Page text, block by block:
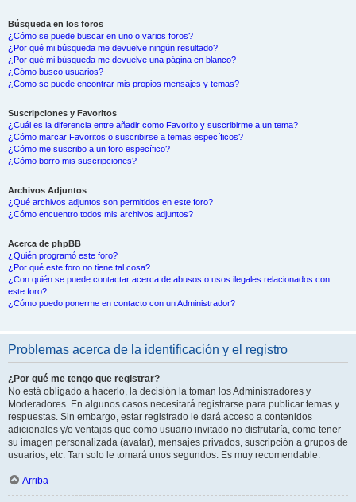
Búsqueda en los foros
¿Cómo se puede buscar en uno o varios foros?
¿Por qué mi búsqueda me devuelve ningún resultado?
¿Por qué mi búsqueda me devuelve una página en blanco?
¿Cómo busco usuarios?
¿Como se puede encontrar mis propios mensajes y temas?
Suscripciones y Favoritos
¿Cuál es la diferencia entre añadir como Favorito y suscribirme a un tema?
¿Cómo marcar Favoritos o suscribirse a temas específicos?
¿Cómo me suscribo a un foro específico?
¿Cómo borro mis suscripciones?
Archivos Adjuntos
¿Qué archivos adjuntos son permitidos en este foro?
¿Cómo encuentro todos mis archivos adjuntos?
Acerca de phpBB
¿Quién programó este foro?
¿Por qué este foro no tiene tal cosa?
¿Con quién se puede contactar acerca de abusos o usos ilegales relacionados con
este foro?
¿Cómo puedo ponerme en contacto con un Administrador?
Problemas acerca de la identificación y el registro
¿Por qué me tengo que registrar?
No está obligado a hacerlo, la decisión la toman los Administradores y
Moderadores. En algunos casos necesitará registrarse para publicar temas y
respuestas. Sin embargo, estar registrado le dará acceso a contenidos
adicionales y/o ventajas que como usuario invitado no disfrutaría, como tener
su imagen personalizada (avatar), mensajes privados, suscripción a grupos de
usuarios, etc. Tan solo le tomará unos segundos. Es muy recomendable.
Arriba